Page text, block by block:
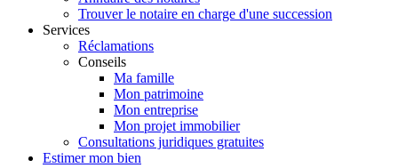
Trouver le notaire en charge d'une succession
Services
Réclamations
Conseils
Ma famille
Mon patrimoine
Mon entreprise
Mon projet immobilier
Consultations juridiques gratuites
Estimer mon bien